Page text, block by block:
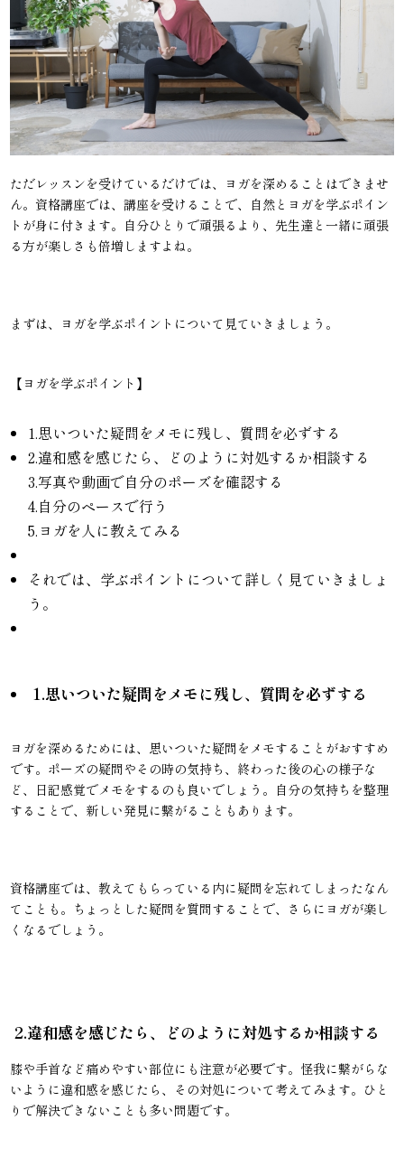
ただレッスンを受けているだけでは、ヨガを深めることはできませ
ん。資格講座では、講座を受けることで、自然とヨガを学ぶポイン
トが身に付きます。自分ひとりで頑張るより、先生達と一緒に頑張
る方が楽しさも倍増しますよね。
まずは、ヨガを学ぶポイントについて見ていきましょう。
【ヨガを学ぶポイント】
1.思いついた疑問をメモに残し、質問を必ずする
2.違和感を感じたら、どのように対処するか相談する
3.写真や動画で自分のポーズを確認する
4.自分のペースで行う
5.ヨガを人に教えてみる
それでは、学ぶポイントについて詳しく見ていきましょ
う。
1.思いついた疑問をメモに残し、質問を必ずする
ヨガを深めるためには、思いついた疑問をメモすることがおすすめ
です。ポーズの疑問やその時の気持ち、終わった後の心の様子な
ど、日記感覚でメモをするのも良いでしょう。自分の気持ちを整理
することで、新しい発見に繋がることもあります。
資格講座では、教えてもらっている内に疑問を忘れてしまったなん
てことも。ちょっとした疑問を質問することで、さらにヨガが楽し
くなるでしょう。
2.違和感を感じたら、どのように対処するか相談する
膝や手首など痛めやすい部位にも注意が必要です。怪我に繋がらな
いように違和感を感じたら、その対処について考えてみます。ひと
りで解決できないことも多い問題です。